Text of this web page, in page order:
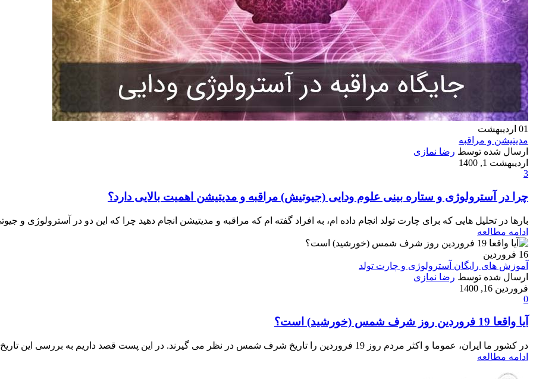
01 اردیبهشت
مدیتیشن و مراقبه
ارسال شده توسط رضا نمازی
اردیبهشت 1, 1400
3
چرا در آسترولوژی و ستاره بینی علوم ودایی (جیوتیش) مراقبه و مدیتیشن اهمیت بالایی دارد؟
بارها در تحلیل هایی که برای چارت تولد انجام داده ام، به افراد گفته ام که مراقبه و مدیتیشن انجام دهید چرا که این دو در آسترولوژی و
ادامه مطالعه
16 فروردین
آموزش های رایگان آسترولوژی و چارت تولد
ارسال شده توسط رضا نمازی
فروردین 16, 1400
0
آیا واقعا 19 فروردین روز شرف شمس (خورشید) است؟
در کشور ما ایران، عموما و اکثر مردم روز 19 فروردین را تاریخ شرف شمس در نظر می گیرند. در این پست قصد داریم به بررسی این تاریخ بپردازیم و...
ادامه مطالعه